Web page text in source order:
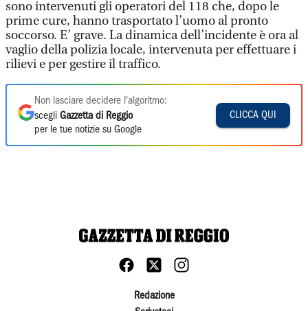
sono intervenuti gli operatori del 118 che, dopo le
prime cure, hanno trasportato l’uomo al pronto
soccorso. E’ grave. La dinamica dell’incidente è ora al
vaglio della polizia locale, intervenuta per effettuare i
rilievi e per gestire il traffico.
Non lasciare decidere l'algoritmo:
scegli Gazzetta di Reggio
per le tue notizie su Google
CLICCA QUI
Redazione